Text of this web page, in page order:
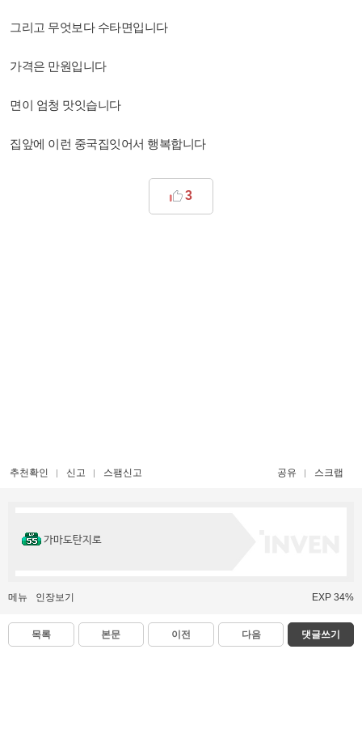
그리고 무엇보다 수타면입니다
가격은 만원입니다
면이 엄청 맛잇습니다
집앞에 이런 중국집잇어서 행복합니다
3
추천확인 신고 스팸신고 공유 스크랩
가마도탄지로
메뉴 인장보기 EXP 34%
목록 본문 이전 다음 댓글쓰기